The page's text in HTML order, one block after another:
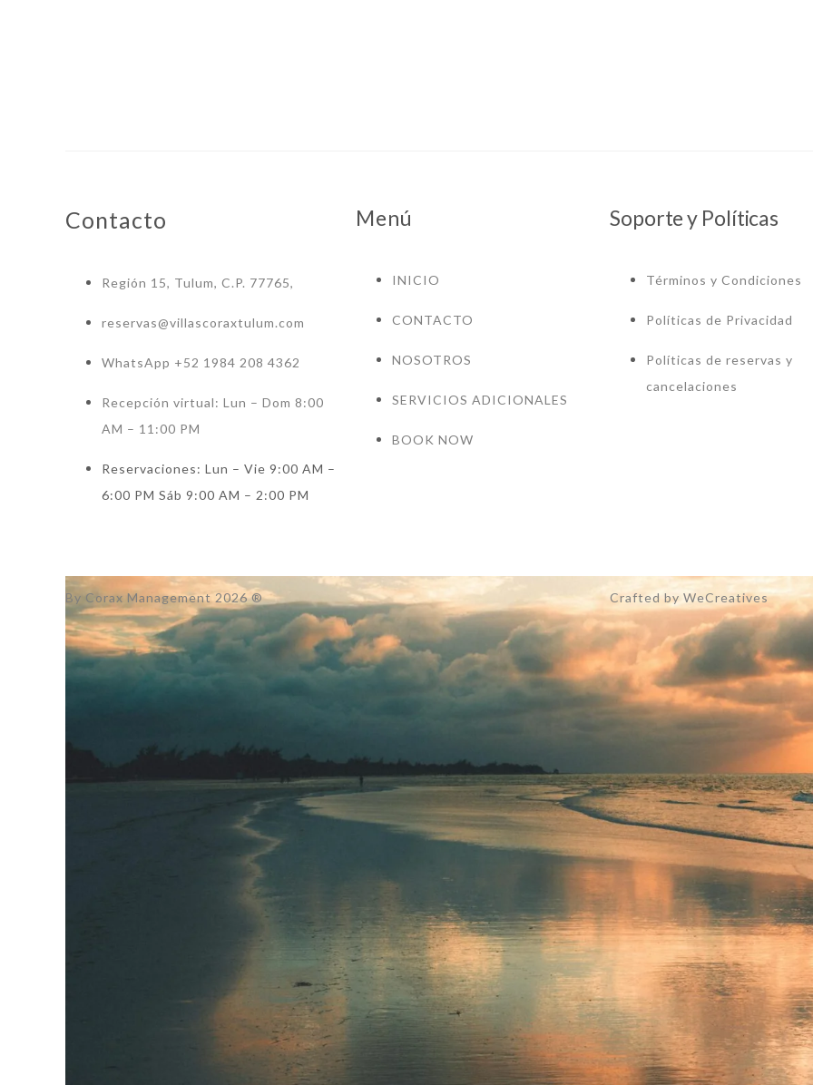
Contacto
Región 15, Tulum, C.P. 77765,
reservas@villascoraxtulum.com
WhatsApp +52 1984 208 4362
Recepción virtual: Lun – Dom 8:00
AM – 11:00 PM
Reservaciones: Lun – Vie 9:00 AM –
6:00 PM Sáb 9:00 AM – 2:00 PM
Menú
INICIO
CONTACTO
NOSOTROS
SERVICIOS ADICIONALES
BOOK NOW
Soporte y Políticas
Términos y Condiciones
Políticas de Privacidad
Políticas de reservas y
cancelaciones
By Corax Management 2026 ® Crafted by WeCreatives